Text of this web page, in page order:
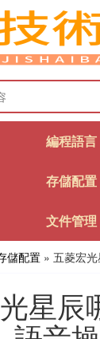
編程語言
存儲配置
文件管理
儲配置 » 五菱宏
星辰